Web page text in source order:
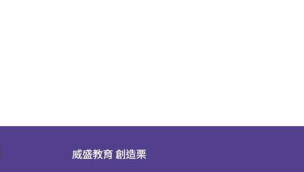
威盛教育創造栗